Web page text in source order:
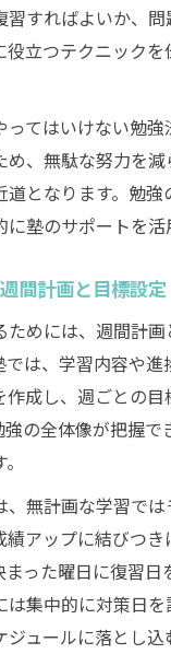
習すればよいか、
立つテクニックを
ってはいけない勉強
め、無駄な努力を
となります。勉強
塾のサポートを活
間計画と目標設定
ためには、週間計
では、学習内容や
作成し、週ごとの目
の全体像が把握で
、無計画な学習で
アップに結びつき
った曜日に復習日
集中的に対策日を
ジュールに落とし